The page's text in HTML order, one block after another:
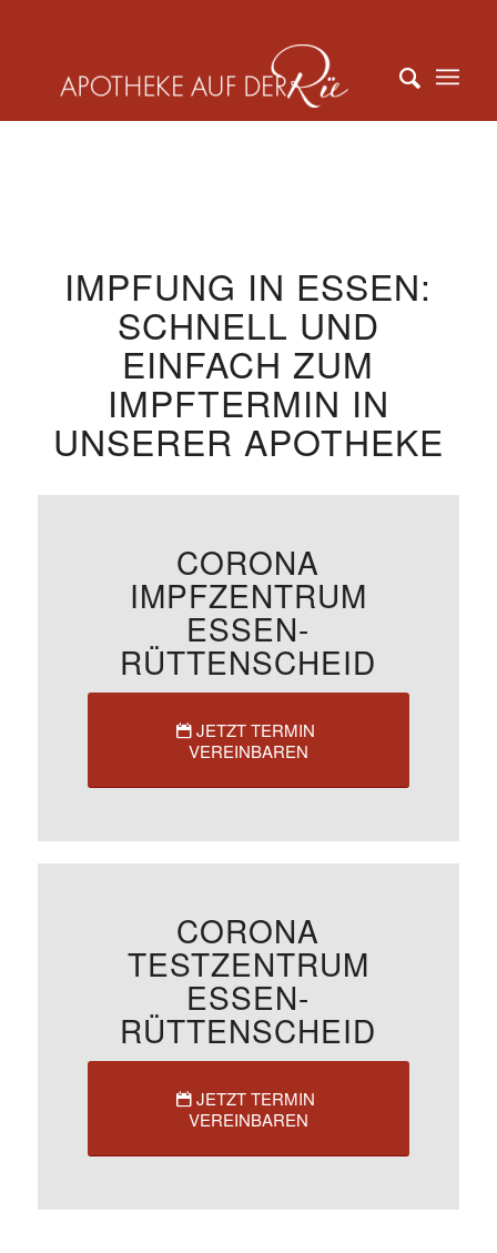
IMPFUNG IN ESSEN:
SCHNELL UND
EINFACH ZUM
IMPFTERMIN IN
UNSERER APOTHEKE
CORONA
IMPFZENTRUM
ESSEN-
RÜTTENSCHEID
JETZT TERMIN
VEREINBAREN
CORONA
TESTZENTRUM
ESSEN-
RÜTTENSCHEID
JETZT TERMIN
VEREINBAREN